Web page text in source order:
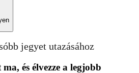
jegyet utazásához
és élvezze a legjobb